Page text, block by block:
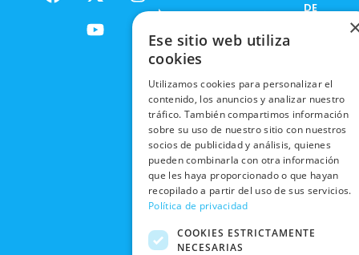
t
w
s
m
u
t
SOCIAL
TRABAJA
CON
NOSOTROS
NUESTRAS
TIENDAS
BLACK
FRIDAY
CONTACTO
INTERNACIONALES
DEVOLUCIONES
Y CAMBIOS
CANCELAR
PEDIDO
DE
EN RRSS
PRIVACIDAD
CONDICIONES
DE COMPRA
Ese sitio web utiliza
cookies
Utilizamos cookies para personalizar el
contenido, los anuncios y analizar nuestro
tráfico. También compartimos información
sobre su uso de nuestro sitio con nuestros
socios de publicidad y análisis, quienes
pueden combinarla con otra información
que les haya proporcionado o que hayan
recopilado a partir del uso de sus servicios.
Política de privacidad
COOKIES ESTRICTAMENTE
NECESARIAS